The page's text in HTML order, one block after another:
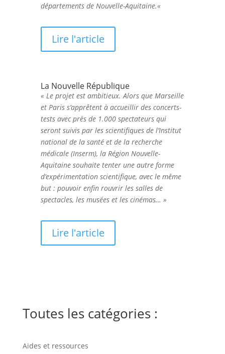
départements de Nouvelle-Aquitaine.«
Lire l'article
La Nouvelle République
« Le projet est ambitieux. Alors que Marseille
et Paris s’apprêtent à accueillir des concerts-
tests avec près de 1.000 spectateurs qui
seront suivis par les scientifiques de l’Institut
national de la santé et de la recherche
médicale (Inserm), la Région Nouvelle-
Aquitaine souhaite tenter une autre forme
d’expérimentation scientifique, avec le même
but : pouvoir enfin rouvrir les salles de
spectacles, les musées et les cinémas… »
Lire l'article
Toutes les catégories :
Aides et ressources